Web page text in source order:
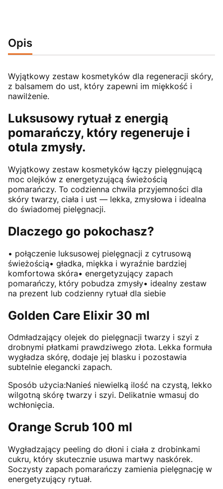
Opis
Wyjątkowy zestaw kosmetyków dla regeneracji skóry,
z balsamem do ust, który zapewni im miękkość i
nawilżenie.
Luksusowy rytuał z energią
pomarańczy, który regeneruje i
otula zmysły.
Wyjątkowy zestaw kosmetyków łączy pielęgnującą
moc olejków z energetyzującą świeżością
pomarańczy. To codzienna chwila przyjemności dla
skóry twarzy, ciała i ust — lekka, zmysłowa i idealna
do świadomej pielęgnacji.
Dlaczego go pokochasz?
• połączenie luksusowej pielęgnacji z cytrusową
świeżością• gładka, miękka i wyraźnie bardziej
komfortowa skóra• energetyzujący zapach
pomarańczy, który pobudza zmysły• idealny zestaw
na prezent lub codzienny rytuał dla siebie
Golden Care Elixir 30 ml
Odmładzający olejek do pielęgnacji twarzy i szyi z
drobnymi płatkami prawdziwego złota. Lekka formuła
wygładza skórę, dodaje jej blasku i pozostawia
subtelnie elegancki zapach.
Sposób użycia:Nanieś niewielką ilość na czystą, lekko
wilgotną skórę twarzy i szyi. Delikatnie wmasuj do
wchłonięcia.
Orange Scrub 100 ml
Wygładzający peeling do dłoni i ciała z drobinkami
cukru, który skutecznie usuwa martwy naskórek.
Soczysty zapach pomarańczy zamienia pielęgnację w
energetyzujący rytuał.